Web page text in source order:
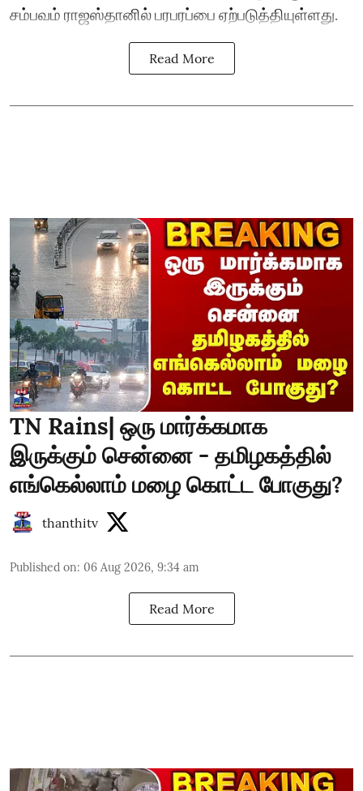
சம்பவம் ராஜஸ்தானில் பரபரப்பை ஏற்படுத்தியுள்ளது.
Read More
TN Rains| ஒரு மார்க்கமாக
இருக்கும் சென்னை - தமிழகத்தில்
எங்கெல்லாம் மழை கொட்ட போகுது?
thanthitv
Published on: 06 Aug 2026, 9:34 am
Read More